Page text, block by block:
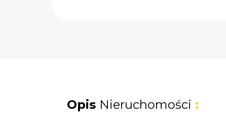
Opis Nieruchomości :